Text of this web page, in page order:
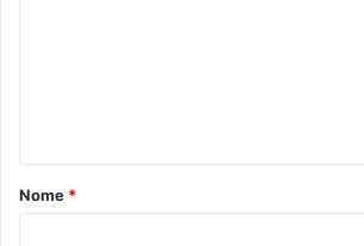
rNome *